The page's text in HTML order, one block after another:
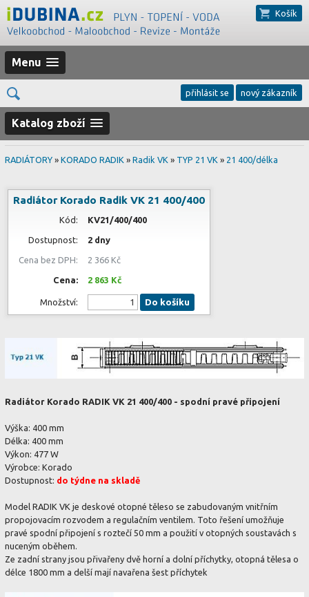
Košík
Menu
přihlásit se nový zákazník
Katalog zboží
RADIÁTORY » KORADO RADIK » Radik VK » TYP 21 VK » 21 400/délka
Radiátor Korado Radik VK 21 400/400
Kód: KV21/400/400
Dostupnost: 2 dny
Cena bez DPH: 2 366 Kč
Cena: 2 863 Kč
Množství: Do košíku
Radiátor Korado RADIK VK 21 400/400 - spodní pravé připojení
Výška: 400 mm
Délka: 400 mm
Výkon: 477 W
Výrobce: Korado
Dostupnost: do týdne na skladě
Model RADIK VK je deskové otopné těleso se zabudovaným vnitřním
propojovacím rozvodem a regulačním ventilem. Toto řešení umožňuje
pravé spodní připojení s roztečí 50 mm a použití v otopných soustavách s
nuceným oběhem.
Ze zadní strany jsou přivařeny dvě horní a dolní příchytky, otopná tělesa o
délce 1800 mm a delší mají navařena šest příchytek